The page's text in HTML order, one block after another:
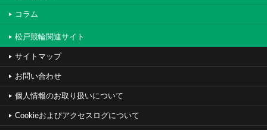
コラム
松戸競輪関連サイト
サイトマップ
お問い合わせ
個人情報のお取り扱いについて
Cookieおよびアクセスログについて